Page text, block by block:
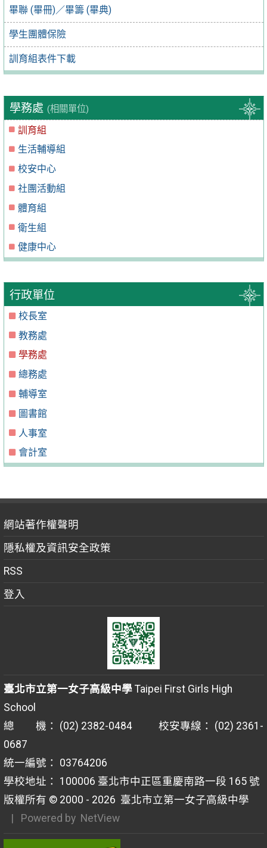
畢聯 (畢冊)／畢籌 (畢典)
學生團體保險
訓育組表件下載
學務處 (相關單位)
訓育組
生活輔導組
校安中心
社團活動組
體育組
衛生組
健康中心
行政單位
校長室
教務處
學務處
總務處
輔導室
圖書館
人事室
會計室
網站著作權聲明
隱私權及資訊安全政策
RSS
登入
臺北市立第一女子高級中學Taipei First Girls High
School
總 機： (02) 2382-0484 校安專線： (02) 2361-
0687
統一編號： 03764206
學校地址： 100006 臺北市中正區重慶南路一段 165 號
版權所有 © 2000 - 2026 臺北市立第一女子高級中學
| Powered by NetView